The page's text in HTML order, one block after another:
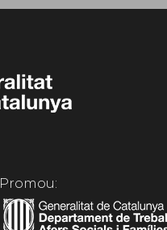
Promou: